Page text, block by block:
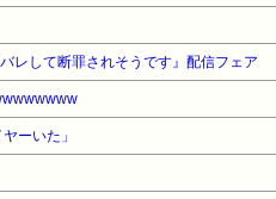
レして断罪されそうです』配信フェア
ーいた」